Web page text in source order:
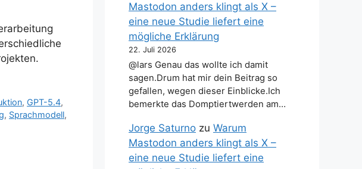
, GPT-5.4,
, Sprachmodell,
Mastodon anders klingt als X –
eine neue Studie liefert eine
mögliche Erklärung
22. Juli 2026
@lars Genau das wollte ich damit
sagen.Drum hat mir dein Beitrag so
gefallen, wegen dieser Einblicke.Ich
bemerkte das Domptiertwerden am…
Jorge Saturno zu Warum
Mastodon anders klingt als X –
eine neue Studie liefert eine